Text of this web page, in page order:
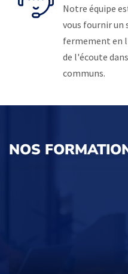
Notre équipe
vous fournir un
fermement en
de l'écoute
communs.
NOS